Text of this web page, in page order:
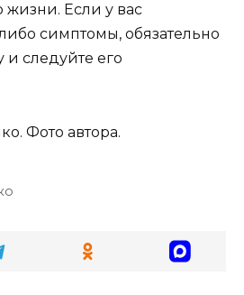
жизни. Если у вас
симптомы, обязательно
и следуйте его
Фото автора.